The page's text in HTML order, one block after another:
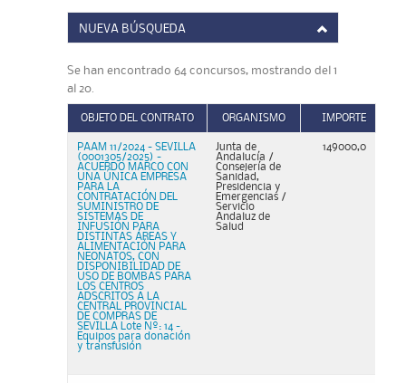
NUEVA BÚSQUEDA
Se han encontrado 64 concursos, mostrando del 1
al 20.
OBJETO DEL CONTRATO ORGANISMO IMPORTE
PAAM 11/2024 - SEVILLA
(0001305/2025) -
ACUERDO MARCO CON
UNA ÚNICA EMPRESA
PARA LA
CONTRATACIÓN DEL
SUMINISTRO DE
SISTEMAS DE
INFUSIÓN PARA
DISTINTAS ÁREAS Y
ALIMENTACIÓN PARA
NEONATOS, CON
DISPONIBILIDAD DE
USO DE BOMBAS PARA
LOS CENTROS
ADSCRITOS A LA
CENTRAL PROVINCIAL
DE COMPRAS DE
SEVILLA Lote Nº: 14 -
Equipos para donación
y transfusión
Junta de
Andalucía /
Consejería de
Sanidad,
Presidencia y
Emergencias /
Servicio
Andaluz de
Salud
149000,0